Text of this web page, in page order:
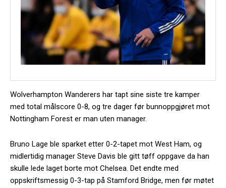
Wolverhampton Wanderers har tapt sine siste tre kamper
med total målscore 0-8, og tre dager før bunnoppgjøret mot
Nottingham Forest er man uten manager.
Bruno Lage ble sparket etter 0-2-tapet mot West Ham, og
midlertidig manager Steve Davis ble gitt tøff oppgave da han
skulle lede laget borte mot Chelsea. Det endte med
oppskriftsmessig 0-3-tap på Stamford Bridge, men før møtet